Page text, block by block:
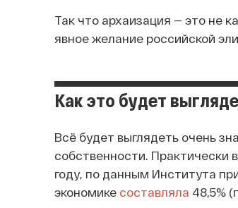
Так что архаизация — это не
явное желание российской
Как это будет
Всё будет выглядеть очень
собственности. Практически
году, по данным Института
экономике составляла 48,5%